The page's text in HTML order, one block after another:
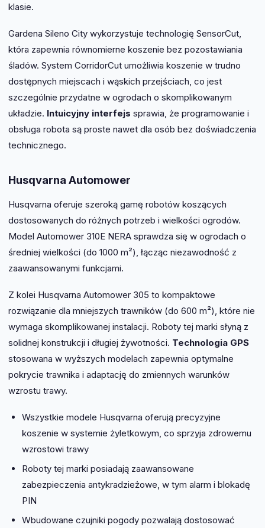
klasie.
Gardena Sileno City wykorzystuje technologię SensorCut,
która zapewnia równomierne koszenie bez pozostawiania
śladów. System CorridorCut umożliwia koszenie w trudno
dostępnych miejscach i wąskich przejściach, co jest
szczególnie przydatne w ogrodach o skomplikowanym
układzie. Intuicyjny interfejs sprawia, że programowanie i
obsługa robota są proste nawet dla osób bez doświadczenia
technicznego.
Husqvarna Automower
Husqvarna oferuje szeroką gamę robotów koszących
dostosowanych do różnych potrzeb i wielkości ogrodów.
Model Automower 310E NERA sprawdza się w ogrodach o
średniej wielkości (do 1000 m²), łącząc niezawodność z
zaawansowanymi funkcjami.
Z kolei Husqvarna Automower 305 to kompaktowe
rozwiązanie dla mniejszych trawników (do 600 m²), które nie
wymaga skomplikowanej instalacji. Roboty tej marki słyną z
solidnej konstrukcji i długiej żywotności. Technologia GPS
stosowana w wyższych modelach zapewnia optymalne
pokrycie trawnika i adaptację do zmiennych warunków
wzrostu trawy.
Wszystkie modele Husqvarna oferują precyzyjne
koszenie w systemie żyletkowym, co sprzyja zdrowemu
wzrostowi trawy
Roboty tej marki posiadają zaawansowane
zabezpieczenia antykradzieżowe, w tym alarm i blokadę
PIN
Wbudowane czujniki pogody pozwalają dostosować